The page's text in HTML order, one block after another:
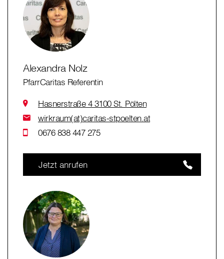
Alexandra Nolz
PfarrCaritas Referentin
Hasnerstraße 4 3100 St. Pölten
wirkraum(at)caritas-stpoelten.at
0676 838 447 275
Jetzt anrufen